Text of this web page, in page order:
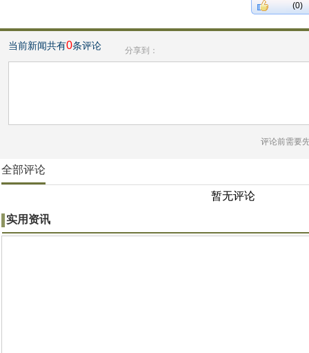
(0)
当前新闻共有0条评论 分享到：
评论前需要
全部评论
暂无评论
实用资讯